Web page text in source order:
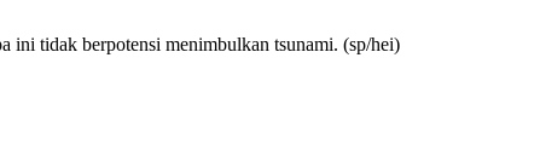
ini tidak berpotensi menimbulkan tsunami. (sp/hei)